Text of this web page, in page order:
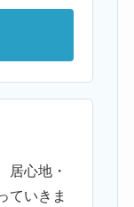
居心地・
ていきま